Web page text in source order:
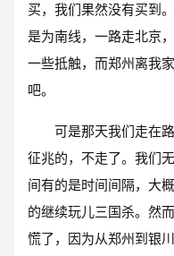
买，我们果然没有买到
是为南线，一路走北京
一些抵触，而郑州离我
吧。
可是那天我们走在
征兆的，不走了。我们
间有的是时间间隔，大
的继续玩儿三国杀。然
慌了，因为从郑州到银